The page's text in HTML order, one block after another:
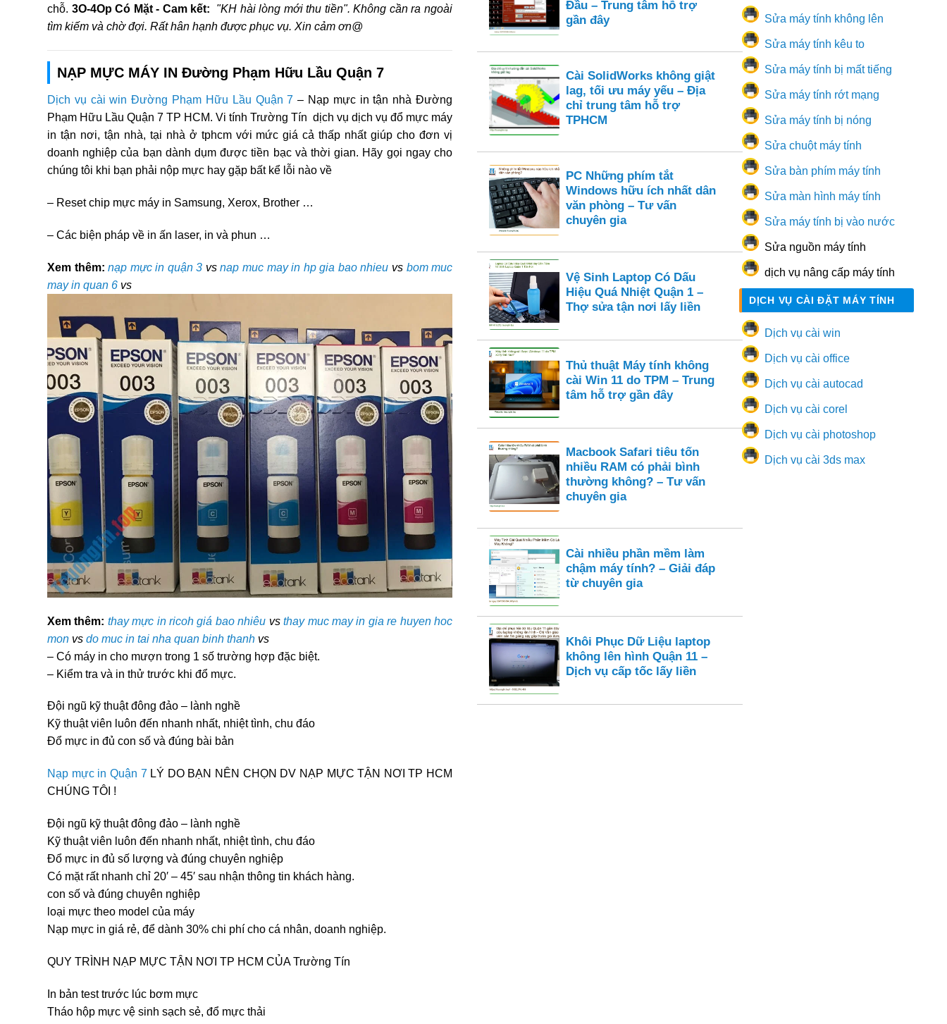
chỗ. 3O-4Op Có Mặt - Cam kết:
"KH hài lòng mới thu tiền". Không cần ra ngoài
tìm kiếm và chờ đợi. Rất hân hạnh được phục vụ. Xin cảm ơn@
NẠP MỰC MÁY IN Đường Phạm Hữu Lầu Quận 7
Dịch vụ cài win Đường Phạm Hữu Lầu Quận 7 – Nạp mực in tận nhà Đường
Phạm Hữu Lầu Quận 7 TP HCM. Vi tính Trường Tín dịch vụ dịch vụ đổ mực máy
in tận nơi, tận nhà, tại nhà ở tphcm với mức giá cả thấp nhất giúp cho đơn vị
doanh nghiệp của bạn dành dụm được tiền bạc và thời gian. Hãy gọi ngay cho
chúng tôi khi bạn phải nộp mực hay gặp bất kể lỗi nào về
– Reset chip mực máy in Samsung, Xerox, Brother …
– Các biện pháp về in ấn laser, in và phun …
Xem thêm: nạp mực in quận 3 vsnap muc may in hp gia bao nhieu vs bom muc
may in quan 6 vs
Xem thêm: thay mực in ricoh giá bao nhiêu vsthay muc may in gia re huyen hoc
mon vs do muc in tai nha quan binh thanh vs
– Có máy in cho mượn trong 1 số trường hợp đặc biệt.
– Kiểm tra và in thử trước khi đổ mực.
Đội ngũ kỹ thuật đông đảo – lành nghề
Kỹ thuật viên luôn đến nhanh nhất, nhiệt tình, chu đáo
Đổ mực in đủ con số và đúng bài bản
Nạp mực in Quận 7 LÝ DO BẠN NÊN CHỌN DV NẠP MỰC TẬN NƠI TP HCM
CHÚNG TÔI !
Đội ngũ kỹ thuật đông đảo – lành nghề
Kỹ thuật viên luôn đến nhanh nhất, nhiệt tình, chu đáo
Đổ mực in đủ số lượng và đúng chuyên nghiệp
Có mặt rất nhanh chỉ 20′ – 45′ sau nhận thông tin khách hàng.
con số và đúng chuyên nghiệp
loại mực theo model của máy
Nạp mực in giá rẻ, để dành 30% chi phí cho cá nhân, doanh nghiệp.
QUY TRÌNH NẠP MỰC TẬN NƠI TP HCM CỦA Trường Tín
In bản test trước lúc bơm mực
Tháo hộp mực vệ sinh sạch sẻ, đổ mực thải
Đầu – Trung tâm hỗ trợ
gần đây
Cài SolidWorks không giật
lag, tối ưu máy yếu – Địa
chỉ trung tâm hỗ trợ
TPHCM
PC Những phím tắt
Windows hữu ích nhất dân
văn phòng – Tư vấn
chuyên gia
Vệ Sinh Laptop Có Dấu
Hiệu Quá Nhiệt Quận 1 –
Thợ sửa tận nơi lấy liền
Thủ thuật Máy tính không
cài Win 11 do TPM – Trung
tâm hỗ trợ gần đây
Macbook Safari tiêu tốn
nhiều RAM có phải bình
thường không? – Tư vấn
chuyên gia
Cài nhiều phần mềm làm
chậm máy tính? – Giải đáp
từ chuyên gia
Khôi Phục Dữ Liệu laptop
không lên hình Quận 11 –
Dịch vụ cấp tốc lấy liền
Sửa máy tính không lên
Sửa máy tính kêu to
Sửa máy tính bị mất tiếng
Sửa máy tính rớt mạng
Sửa máy tính bị nóng
Sửa chuột máy tính
Sửa bàn phím máy tính
Sửa màn hình máy tính
Sửa máy tính bị vào nước
Sửa nguồn máy tính
dịch vụ nâng cấp máy tính
DỊCH VỤ CÀI ĐẶT MÁY TÍNH
Dịch vụ cài win
Dịch vụ cài office
Dịch vụ cài autocad
Dịch vụ cài corel
Dịch vụ cài photoshop
Dịch vụ cài 3ds max